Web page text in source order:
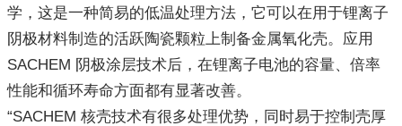
学，这是一种简易的低温处理方法，它可以在用于锂离子
阴极材料制造的活跃陶瓷颗粒上制备金属氧化壳。应用
SACHEM 阴极涂层技术后，在锂离子电池的容量、倍率
性能和循环寿命方面都有显著改善。
“SACHEM 核壳技术有很多处理优势，同时易于控制壳厚